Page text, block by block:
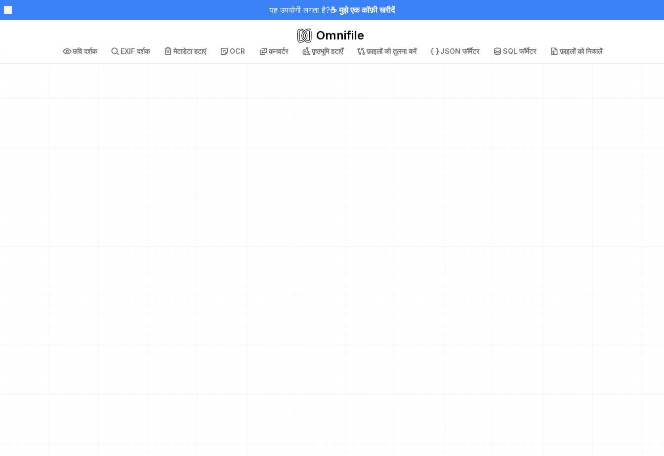
यह उपयोगी लगता है?☕ मुझे एक कॉफ़ी खरीदें
Omnifile
छवि दर्शक EXIF दर्शक मेटाडेटा हटाएं OCR कनवर्टर पृष्ठभूमि हटाएँ फ़ाइलों की तुलना करें JSON फॉर्मेटर SQL फॉर्मेटर फ़ाइलों को निकालें